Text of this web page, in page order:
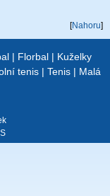
[Nahoru]
| Florbal | Kuželky
tenis| Tenis| Malá